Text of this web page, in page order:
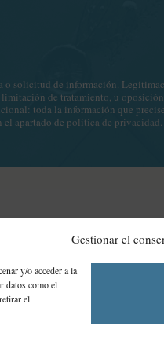
Gestionar el
y/o acceder a la
datos como el
el
o solicitud de información.
de tratamiento, u
toda la información que
el apartado de política de privacidad.